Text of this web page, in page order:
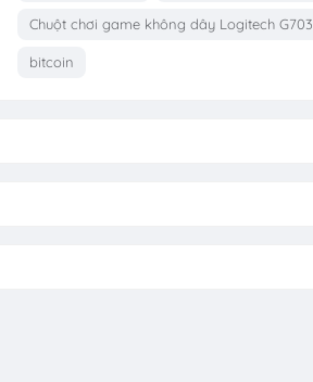
Chuột chơi game không dây Logitech G703
bitcoin